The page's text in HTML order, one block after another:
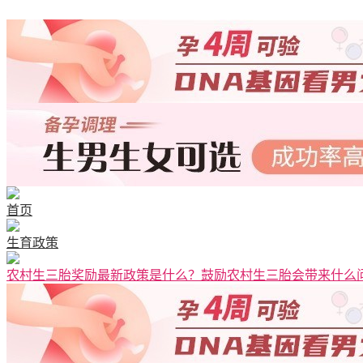
首页
生育政策
农村生三胎奖励最新政策是什么？鼓励农村生三胎会带来什么